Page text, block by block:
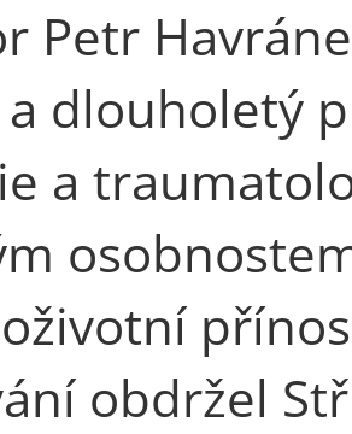
Petr
dlouholetý
a
obdržel